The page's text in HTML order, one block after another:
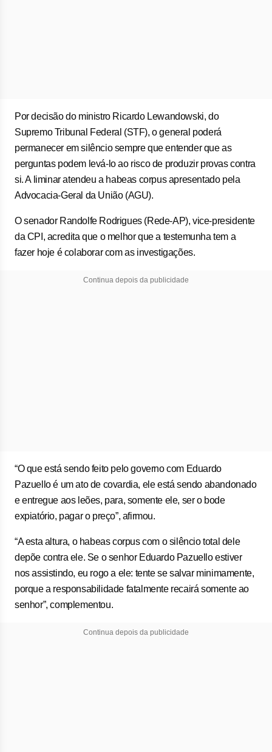
Por decisão do ministro Ricardo Lewandowski, do
Supremo Tribunal Federal (STF), o general poderá
permanecer em silêncio sempre que entender que as
perguntas podem levá-lo ao risco de produzir provas contra
si. A liminar atendeu a habeas corpus apresentado pela
Advocacia-Geral da União (AGU).
O senador Randolfe Rodrigues (Rede-AP), vice-presidente
da CPI, acredita que o melhor que a testemunha tem a
fazer hoje é colaborar com as investigações.
Continua depois da publicidade
“O que está sendo feito pelo governo com Eduardo
Pazuello é um ato de covardia, ele está sendo abandonado
e entregue aos leões, para, somente ele, ser o bode
expiatório, pagar o preço”, afirmou.
“A esta altura, o habeas corpus com o silêncio total dele
depõe contra ele. Se o senhor Eduardo Pazuello estiver
nos assistindo, eu rogo a ele: tente se salvar minimamente,
porque a responsabilidade fatalmente recairá somente ao
senhor”, complementou.
Continua depois da publicidade